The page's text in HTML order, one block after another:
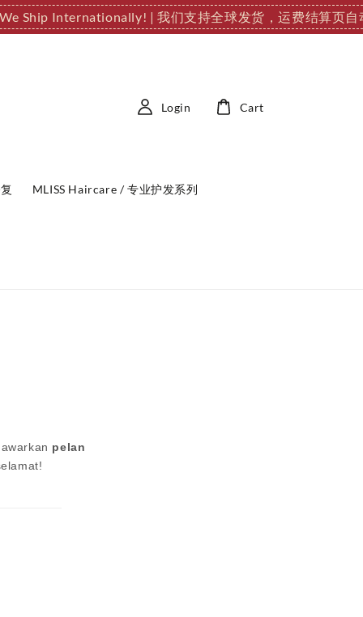
Ship Internationally! | 我们支持全球发货，运费结算页自
MLISS Haircare / 专业护发系列
Login Cart
pelan